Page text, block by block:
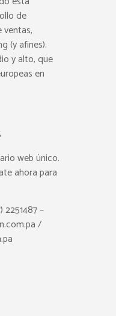
de
(y afines).
y alto, que
en
web único.
ahora para
–
/